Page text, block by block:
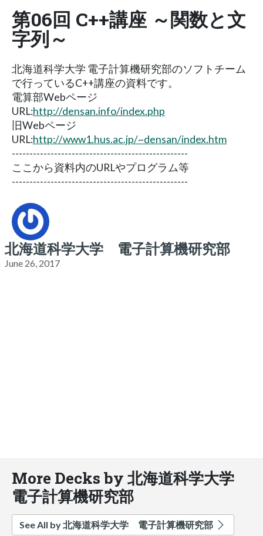
第06回 C++講座 ～関数と文
字列～
北海道科学大学 電子計算機研究部のソフトチーム
で行っているC++講座の資料です。
電算部Webページ
URL:http://densan.info/index.php
旧Webページ
URL:http://www1.hus.ac.jp/~densan/index.htm
--------------------------------------------------
ここから資料内のURLやプログラム等
--------------------------------------------------
北海道科学大学 電子計算機研究部
June 26, 2017
More Decks by 北海道科学大学
電子計算機研究部
See All by 北海道科学大学 電子計算機研究部